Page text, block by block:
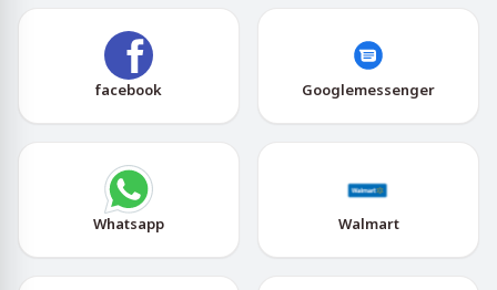
facebook Googlemessenger
Whatsapp Walmart